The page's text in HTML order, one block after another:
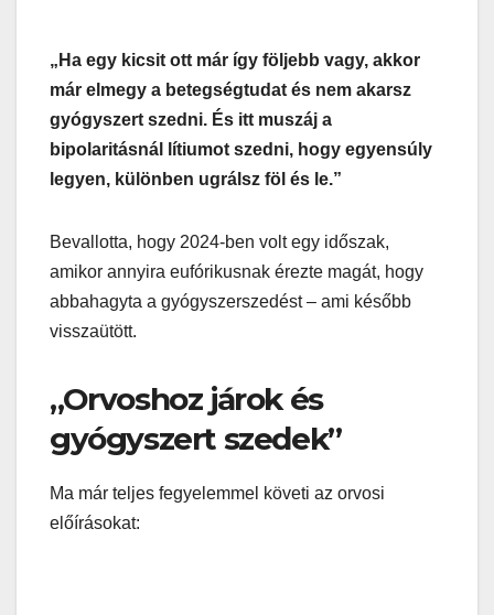
„Ha egy kicsit ott már így följebb vagy, akkor
már elmegy a betegségtudat és nem akarsz
gyógyszert szedni. És itt muszáj a
bipolaritásnál lítiumot szedni, hogy egyensúly
legyen, különben ugrálsz föl és le.”
Bevallotta, hogy 2024-ben volt egy időszak,
amikor annyira eufórikusnak érezte magát, hogy
abbahagyta a gyógyszerszedést – ami később
visszaütött.
„Orvoshoz járok és
gyógyszert szedek”
Ma már teljes fegyelemmel követi az orvosi
előírásokat: